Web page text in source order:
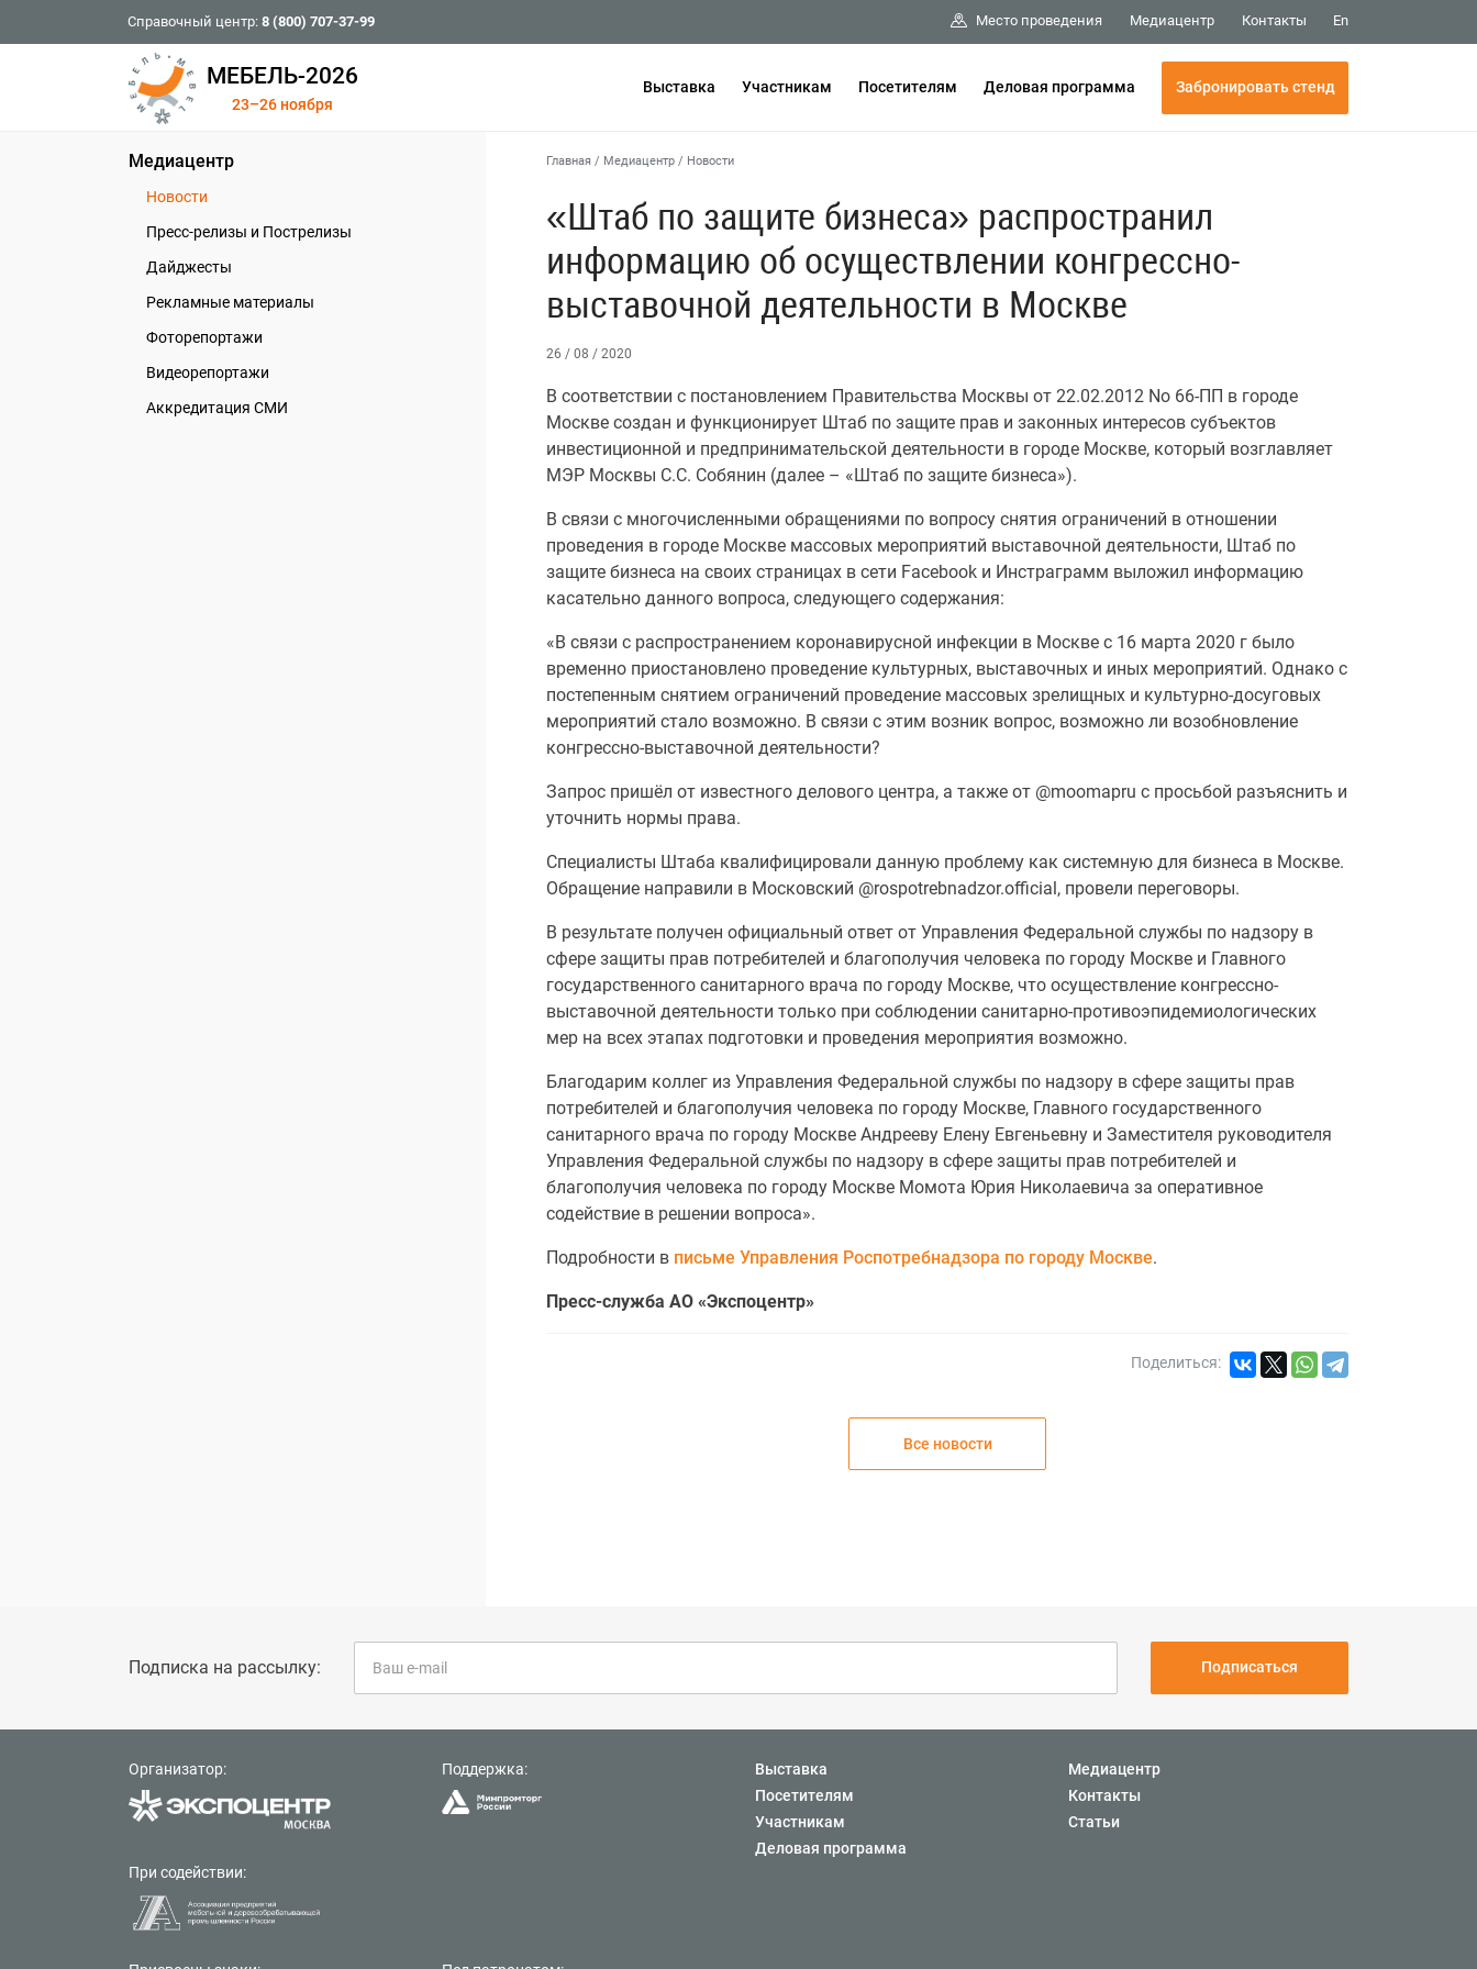
Справочный центр: 8 (800) 707-37-99 Место проведения Медиацентр Контакты En
МЕБЕЛЬ-2026
23–26 ноября
Выставка Участникам Посетителям Деловая программа Забронировать стенд
Медиацентр
Новости
Пресс-релизы и Пострелизы
Дайджесты
Рекламные материалы
Фоторепортажи
Видеорепортажи
Аккредитация СМИ
Главная / Медиацентр / Новости
«Штаб по защите бизнеса» распространил
информацию об осуществлении конгрессно-
выставочной деятельности в Москве
26 / 08 / 2020
В соответствии с постановлением Правительства Москвы от 22.02.2012 No 66-ПП в городе
Москве создан и функционирует Штаб по защите прав и законных интересов субъектов
инвестиционной и предпринимательской деятельности в городе Москве, который возглавляет
МЭР Москвы С.С. Собянин (далее – «Штаб по защите бизнеса»).
В связи с многочисленными обращениями по вопросу снятия ограничений в отношении
проведения в городе Москве массовых мероприятий выставочной деятельности, Штаб по
защите бизнеса на своих страницах в сети Facebook и Инстраграмм выложил информацию
касательно данного вопроса, следующего содержания:
«В связи с распространением коронавирусной инфекции в Москве с 16 марта 2020 г было
временно приостановлено проведение культурных, выставочных и иных мероприятий. Однако с
постепенным снятием ограничений проведение массовых зрелищных и культурно-досуговых
мероприятий стало возможно. В связи с этим возник вопрос, возможно ли возобновление
конгрессно-выставочной деятельности?
Запрос пришёл от известного делового центра, а также от @moomapru с просьбой разъяснить и
уточнить нормы права.
Специалисты Штаба квалифицировали данную проблему как системную для бизнеса в Москве.
Обращение направили в Московский @rospotrebnadzor.official, провели переговоры.
В результате получен официальный ответ от Управления Федеральной службы по надзору в
сфере защиты прав потребителей и благополучия человека по городу Москве и Главного
государственного санитарного врача по городу Москве, что осуществление конгрессно-
выставочной деятельности только при соблюдении санитарно-противоэпидемиологических
мер на всех этапах подготовки и проведения мероприятия возможно.
Благодарим коллег из Управления Федеральной службы по надзору в сфере защиты прав
потребителей и благополучия человека по городу Москве, Главного государственного
санитарного врача по городу Москве Андрееву Елену Евгеньевну и Заместителя руководителя
Управления Федеральной службы по надзору в сфере защиты прав потребителей и
благополучия человека по городу Москве Момота Юрия Николаевича за оперативное
содействие в решении вопроса».
Подробности в письме Управления Роспотребнадзора по городу Москве.
Пресс-служба АО «Экспоцентр»
Поделиться:
Все новости
Подписка на рассылку: Подписаться
Организатор:
При содействии:
Поддержка:
Выставка
Посетителям
Участникам
Деловая программа
Медиацентр
Контакты
Статьи